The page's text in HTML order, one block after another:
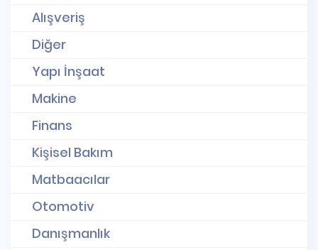
Alışveriş
Diğer
Yapı İnşaat
Makine
Finans
Kişisel Bakım
Matbaacılar
Otomotiv
Danışmanlık